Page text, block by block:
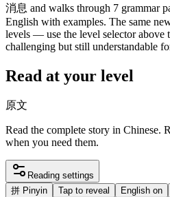
消息 and walks through 7 grammar
English with examples. The same
levels — use the level selector above
challenging but still understandable
Read at your level
原文
Read the complete story in Chinese.
when you need them.
Reading settings
拼 Pinyin Tap to reveal English on